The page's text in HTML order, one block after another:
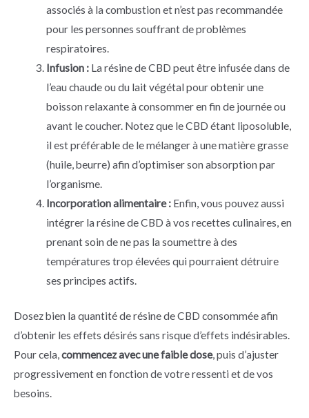
associés à la combustion et n’est pas recommandée
pour les personnes souffrant de problèmes
respiratoires.
Infusion :La résine de CBD peut être infusée dans de
l’eau chaude ou du lait végétal pour obtenir une
boisson relaxante à consommer en fin de journée ou
avant le coucher. Notez que le CBD étant liposoluble,
il est préférable de le mélanger à une matière grasse
(huile, beurre) afin d’optimiser son absorption par
l’organisme.
Incorporation alimentaire :Enfin, vous pouvez aussi
intégrer la résine de CBD à vos recettes culinaires, en
prenant soin de ne pas la soumettre à des
températures trop élevées qui pourraient détruire
ses principes actifs.
Dosez bien la quantité de résine de CBD consommée afin
d’obtenir les effets désirés sans risque d’effets indésirables.
Pour cela,commencez avec une faible dose, puis d’ajuster
progressivement en fonction de votre ressenti et de vos
besoins.